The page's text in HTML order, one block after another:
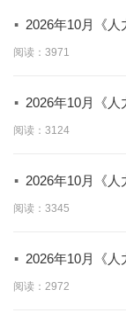
· 2026年10月《
【拿分必背】
阅读：3971
· 2026年10月《
分必学】
阅读：3124
· 2026年10月《
阅读：3345
· 2026年10月《
题】
阅读：2972